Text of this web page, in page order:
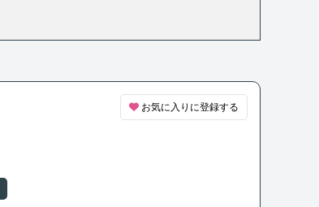
お気に入りに登録する